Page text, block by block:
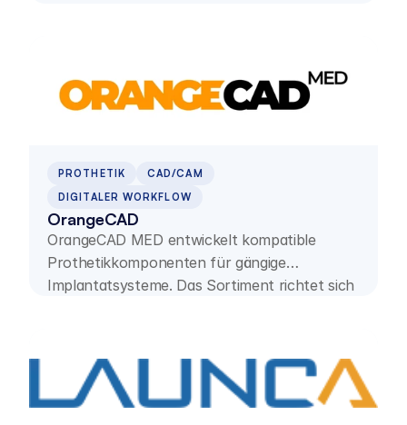
PROTHETIK
CAD/CAM
DIGITALER WORKFLOW
OrangeCAD
OrangeCAD MED entwickelt kompatible
Prothetikkomponenten für gängige
Implantatsysteme. Das Sortiment richtet sich